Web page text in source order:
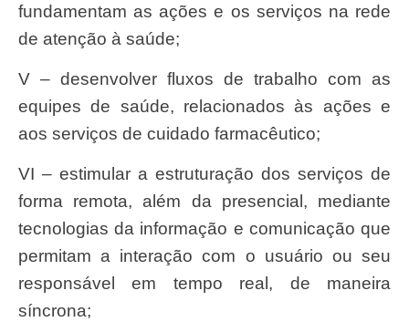
fundamentam as ações e os serviços na rede
de atenção à saúde;
V – desenvolver fluxos de trabalho com as
equipes de saúde, relacionados às ações e
aos serviços de cuidado farmacêutico;
VI – estimular a estruturação dos serviços de
forma remota, além da presencial, mediante
tecnologias da informação e comunicação que
permitam a interação com o usuário ou seu
responsável em tempo real, de maneira
síncrona;